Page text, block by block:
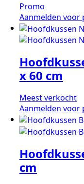
Promo
Aanmelden voor
x 60 cm
Meest verkocht
Aanmelden voor
cm